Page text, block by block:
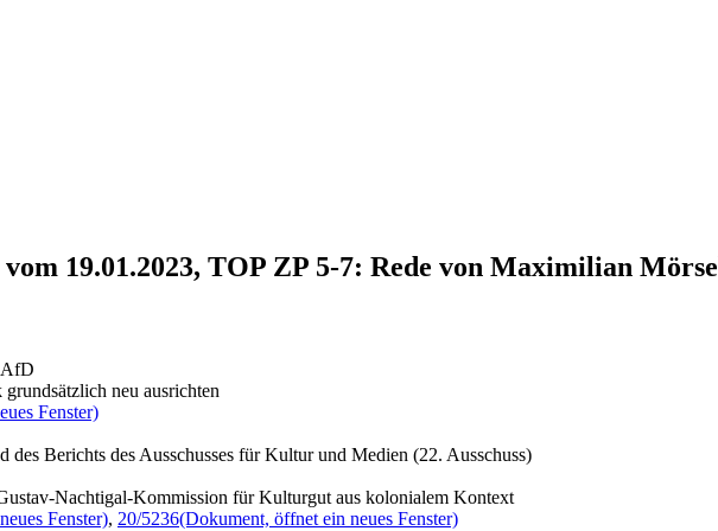
vom 19.01.2023, TOP ZP 5-7: Rede von Maximilian
AfD
neu ausrichten
Fenster)
des Berichts des Ausschusses für Kultur und Medien (22. Ausschuss)
Nachtigal-Kommission für Kulturgut aus kolonialem Kontext
Fenster), 20/5236(Dokument, öffnet ein neues Fenster)